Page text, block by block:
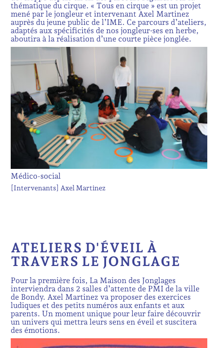
thématique du cirque. « Tous en cirque » est un projet
mené par le jongleur et intervenant Axel Martinez
auprès du jeune public de l’IME. Ce parcours d’ateliers,
adaptés aux spécificités de nos jongleur·ses en herbe,
aboutira à la réalisation d’une courte pièce jonglée.
Médico-social
[Intervenants] Axel Martinez
ATELIERS D'ÉVEIL À
TRAVERS LE JONGLAGE
Pour la première fois, La Maison des Jonglages
interviendra dans 2 salles d’attente de PMI de la ville
de Bondy. Axel Martinez va proposer des exercices
ludiques et des petits numéros aux enfants et aux
parents. Un moment unique pour leur faire découvrir
un univers qui mettra leurs sens en éveil et suscitera
des émotions.